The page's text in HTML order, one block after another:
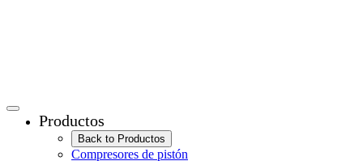
Productos
Back to Productos
Compresores de pistón